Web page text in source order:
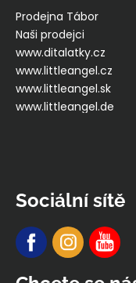
Prodejna Tábor
Naši prodejci
www.ditalatky.cz
www.littleangel.cz
www.littleangel.sk
www.littleangel.de
Sociální sítě